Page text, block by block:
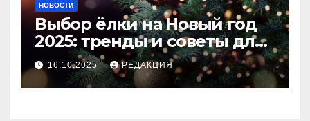
НОВОСТИ
Выбор ёлки на Новый год
2025: тренды и советы для
идеального праздника
16.10.2025 РЕДАКЦИЯ